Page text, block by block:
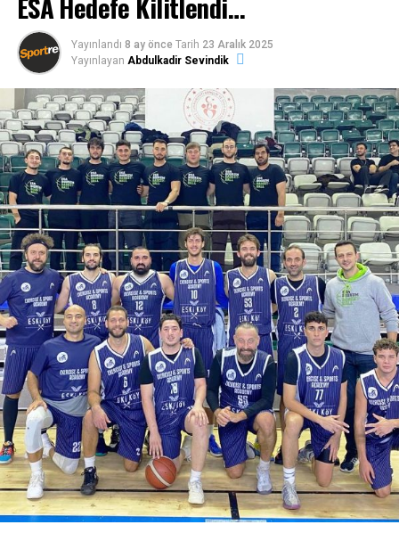
Sportre Dergisi ’nin düzenlediği ödül töreni gecesine;
Bodrum Kaymakamı Ali Sırmalı, Bodrum Belediye
Başkanı Tamer Mandalinci, Gençlik Spor Bodrum İlçe
Müdürü Oktay Dumruk, Milli Eğitim Bodrum İlçe Müdürü
Aslan Korkmaz, Muğla Büyükşehir Belediyesi Gençlik ve
Spor Daire Başkanı Mustafa Özpoyraz, AK Parti Bodrum
İlçe Başkanı Seha Ergene, MHP İlçe Başkanı Engin
Galipoğlu, Bodrum Belediyesi meclis üyeleri, sponsorlar,
siyaset ve iş dünyası temsilcileri ve spor dünyasının
önde gelen isimleri katıldı.
Yayınlandı 8 ay önce Tarih 23 Aralık 2025
Yayınlayan Abdulkadir Sevindik